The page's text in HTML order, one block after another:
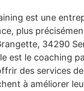
est une
plus
34290
est le coaching
des services
à améliorer